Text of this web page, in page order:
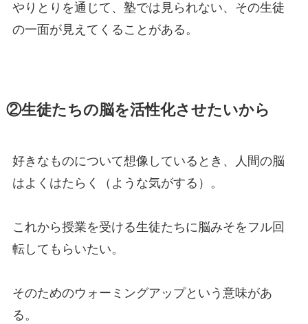
やりとりを通じて、塾では見られない、その生徒
の一面が見えてくることがある。
②生徒たちの脳を活性化させたいから
好きなものについて想像しているとき、人間の脳
はよくはたらく（ような気がする）。
これから授業を受ける生徒たちに脳みそをフル回
転してもらいたい。
そのためのウォーミングアップという意味があ
る。